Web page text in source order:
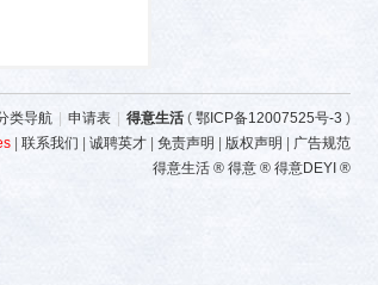
类导航 申请表 得意生活 ( 鄂ICP备12007525号-3 )
联系我们 诚聘英才 免责声明 版权声明
广告规范
得意生活 ® 得意 ® 得意DEYI ®